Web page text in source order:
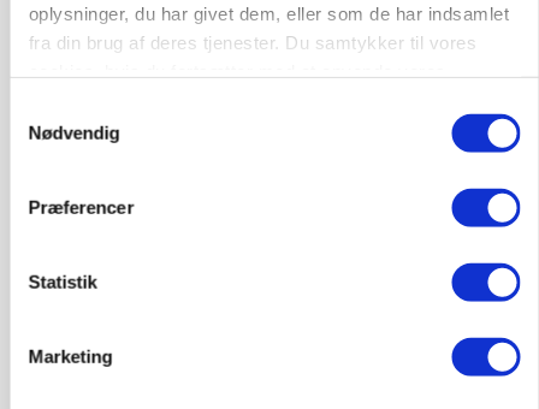
oplysninger, du har givet dem, eller som de har indsamlet
fra din brug af deres tjenester. Du samtykker til vores
Nødvendig
Præferencer
Statistik
Marketing
ULVE
Bekræftet: Sætter droner ind mod problemulv